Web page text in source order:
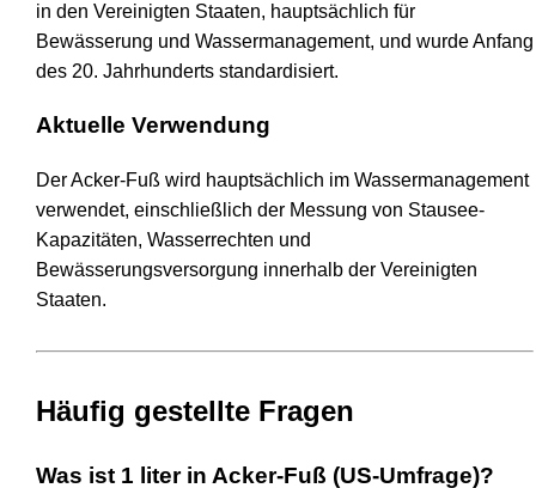
in den Vereinigten Staaten, hauptsächlich für
Bewässerung und Wassermanagement, und wurde Anfang
des 20. Jahrhunderts standardisiert.
Aktuelle Verwendung
Der Acker-Fuß wird hauptsächlich im Wassermanagement
verwendet, einschließlich der Messung von Stausee-
Kapazitäten, Wasserrechten und
Bewässerungsversorgung innerhalb der Vereinigten
Staaten.
Häufig gestellte Fragen
Was ist 1 liter in Acker-Fuß (US-Umfrage)?